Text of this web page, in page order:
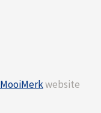
MooiMerkwebsite